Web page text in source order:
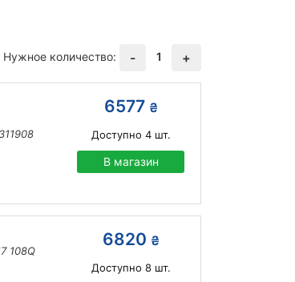
Нужное количество: - 1 +
6577 ₴
Доступно 4шт.
В магазин
108Q
6820 ₴
Доступно 8шт.